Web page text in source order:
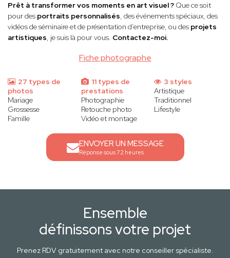
Fiche photographe
Prêt à transformer vos moments en art visuel ? Que ce soit
pour des portraits personnalisés, des événements spéciaux, des
vidéos de séminaire et de présentation d’entreprise, ou des projets
artistiques, je suis là pour vous. Contactez-moi.
27 types de
photos
Mariage
Grossesse
Famille
11 types de
prestations
Photographie
Retouche photo
Vidéo et montage
3 styles
Artistique
Traditionnel
Lifestyle
ENVOYER UN MESSAGE
Réponse sous 72 heures
Ensemble
définissons votre projet
Prenez RDV gratuitement avec notre conseiller spécialiste.